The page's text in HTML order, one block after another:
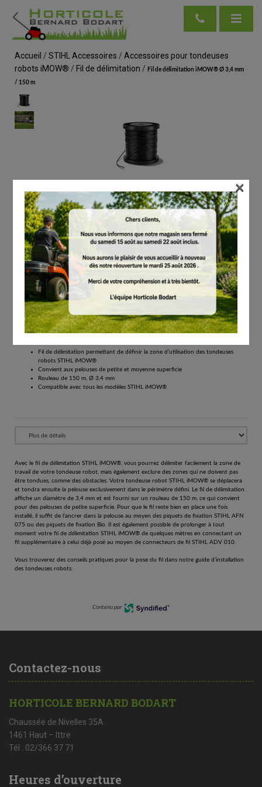
Accueil / STIHL Accessoires / Accessoires pour tondeuses
robots iMOW® / Fil de délimitation / Fil de délimitation iMOW® Ø 3,4 mm
/ 150 m
voir en taille réelle
STIHL
Fil de délimitation iMOW® Ø 3,4 mm / 150 m
# IA004008600
Fil de délimitation
96.90
Tous les prix comprennent la TVA de 21%.
Réserver
Fil de délimitation permettant de définir la zone d’utilisation des tondeuses
robots STIHL iMOW®
Convient aux pelouses de petite et moyenne superficie
Rouleau de 150 m, Ø 3,4 mm
Compatible avec tous les modèles STIHL iMOW®
Avec le fil de délimitation STIHL iMOW®, vous pourrez délimiter facilement la zone de
travail de votre tondeuse robot, mais également exclure des zones qui ne doivent pas
être tondues, comme des obstacles. Votre tondeuse robot STIHL iMOW® se déplacera
et tondra ensuite la pelouse exclusivement dans le périmètre défini. Le fil de délimitation
affiche un diamètre de 3,4 mm et est fourni sur un rouleau de 150 m, ce qui convient
pour des pelouses de petite superficie. Pour que le fil reste bien en place une fois
installé, il suffit de l’ancrer dans la pelouse au moyen des piquets de fixation STIHL AFN
075 ou des piquets de fixation Bio. Il est également possible de prolonger à tout
moment votre fil de délimitation STIHL iMOW® de quelques mètres en connectant un
fil supplémentaire à celui déjà posé au moyen de connecteurs de fil STIHL ADV 010.
Vous trouverez des conseils pratiques pour la pose du fil dans notre guide d’installation
des tondeuses robots.
Contenu par
Contactez-nous
HORTICOLE BERNARD BODART
Chaussée de Nivelles 35A
1461 Haut – Ittre
Tél : 02/366 37 71
Heures d’ouverture
×